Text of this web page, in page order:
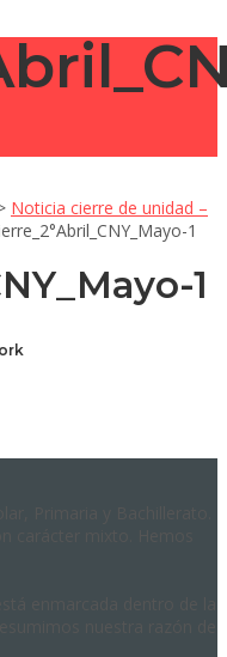
Noticia cierre de unidad –
1
1